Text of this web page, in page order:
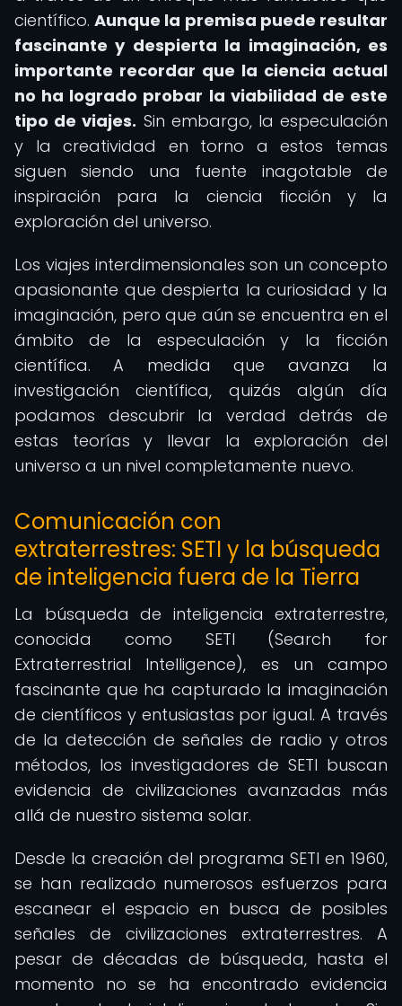
científico.Aunque la premisa puede resultar
fascinante y despierta la imaginación, es
importante recordar que la ciencia actual
no ha logrado probar la viabilidad de este
tipo de viajes. Sin embargo, la especulación
y la creatividad en torno a estos temas
siguen siendo una fuente inagotable de
inspiración para la ciencia ficción y la
exploración del universo.
Los viajes interdimensionales son un concepto
apasionante que despierta la curiosidad y la
imaginación, pero que aún se encuentra en el
ámbito de la especulación y la ficción
científica. A medida que avanza la
investigación científica, quizás algún día
podamos descubrir la verdad detrás de
estas teorías y llevar la exploración del
universo a un nivel completamente nuevo.
Comunicación con
extraterrestres: SETI y la búsqueda
de inteligencia fuera de la Tierra
La búsqueda de inteligencia extraterrestre,
conocida como SETI (Search for
Extraterrestrial Intelligence), es un campo
fascinante que ha capturado la imaginación
de científicos y entusiastas por igual. A través
de la detección de señales de radio y otros
métodos, los investigadores de SETI buscan
evidencia de civilizaciones avanzadas más
allá de nuestro sistema solar.
Desde la creación del programa SETI en 1960,
se han realizado numerosos esfuerzos para
escanear el espacio en busca de posibles
señales de civilizaciones extraterrestres. A
pesar de décadas de búsqueda, hasta el
momento no se ha encontrado evidencia